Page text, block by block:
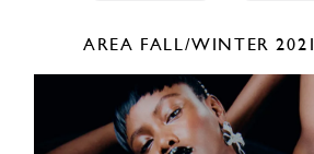
AREA FALL/WINTER 2021